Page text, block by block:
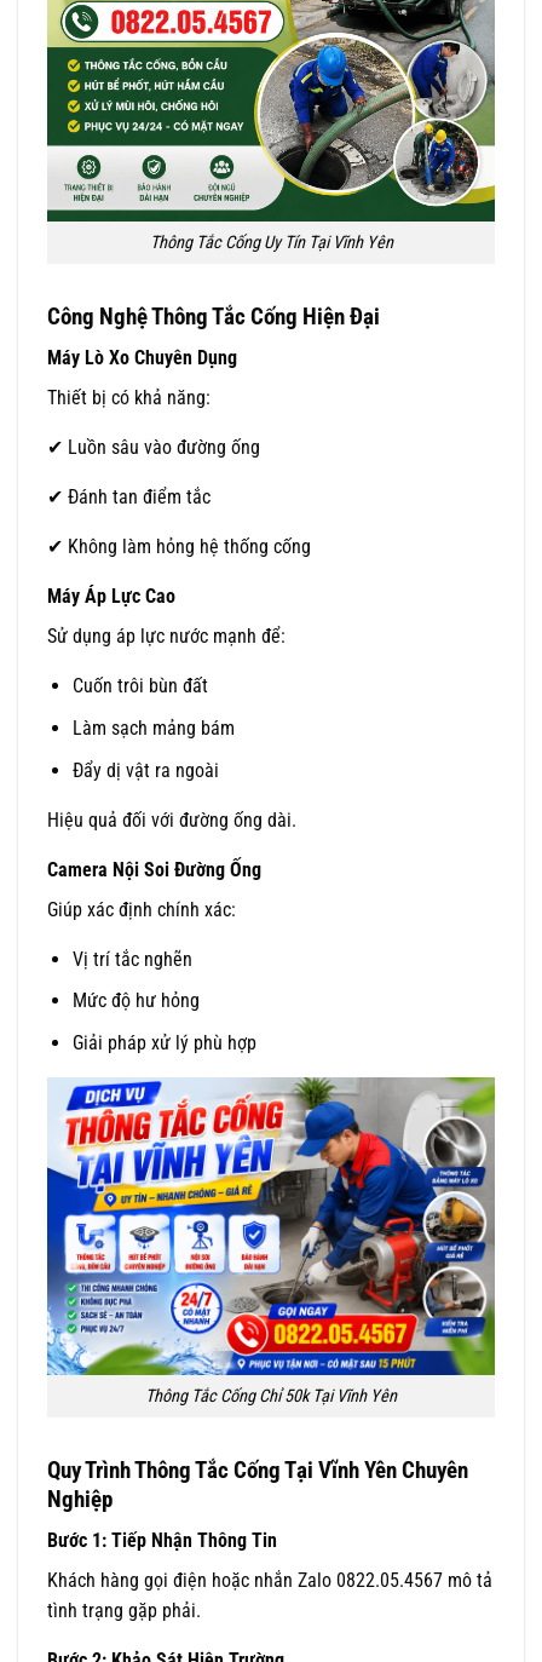
Thông Tắc Cống Uy Tín Tại Vĩnh Yên
Công Nghệ Thông Tắc Cống Hiện Đại
Máy Lò Xo Chuyên Dụng
Thiết bị có khả năng:
✔ Luồn sâu vào đường ống
✔ Đánh tan điểm tắc
✔ Không làm hỏng hệ thống cống
Máy Áp Lực Cao
Sử dụng áp lực nước mạnh để:
Cuốn trôi bùn đất
Làm sạch mảng bám
Đẩy dị vật ra ngoài
Hiệu quả đối với đường ống dài.
Camera Nội Soi Đường Ống
Giúp xác định chính xác:
Vị trí tắc nghẽn
Mức độ hư hỏng
Giải pháp xử lý phù hợp
Thông Tắc Cống Chỉ 50k Tại Vĩnh Yên
Quy Trình Thông Tắc Cống Tại Vĩnh Yên Chuyên
Nghiệp
Bước 1: Tiếp Nhận Thông Tin
Khách hàng gọi điện hoặc nhắn Zalo 0822.05.4567 mô tả
tình trạng gặp phải.